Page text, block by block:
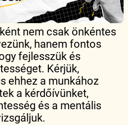
nem csak önkéntes
hanem fontos
fejlesszük és
Kérjük,
ehhez a munkához
a kérdőívünket,
és a mentális